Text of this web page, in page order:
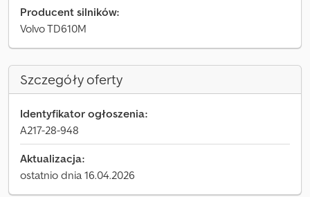
Producent silników:
Volvo TD610M
Szczegóły oferty
Identyfikator ogłoszenia:
A217-28-948
Aktualizacja:
ostatnio dnia 16.04.2026